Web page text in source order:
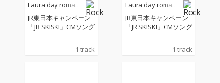
Laura day romanc
JR東日本キャンペーン
「JR SKISKI」CMソング
1 track
Laura day romanc
JR東日本キャンペーン
「JR SKISKI」CMソング
1 track